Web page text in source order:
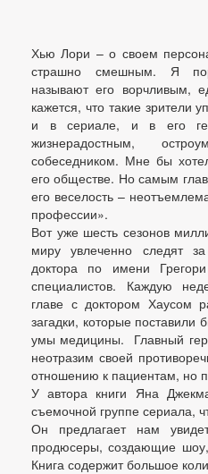
Хью Лори – о своем
страшно смешным. Я
называют его ворчливым,
кажется, что такие зрители
и в сериале, и в его
жизнерадостным,
собеседником. Мне бы
его обществе. Но самым
его веселость –
профессии».
Вот уже шесть сезонов
миру увлеченно следят
доктора по имени
специалистов. Каждую
главе с доктором Хаусом
загадки, которые
умы медицины. Главный
неотразим своей
отношению к пациентам, но
У автора книги Яна
съемочной группе сериала,
Он предлагает нам
продюсеры, создающие
Книга содержит большое